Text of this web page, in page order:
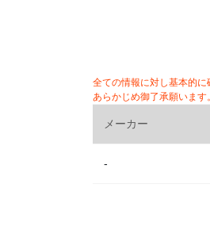
全ての情報に対し基本的に
あらかじめ御了承願います。
メーカー
-